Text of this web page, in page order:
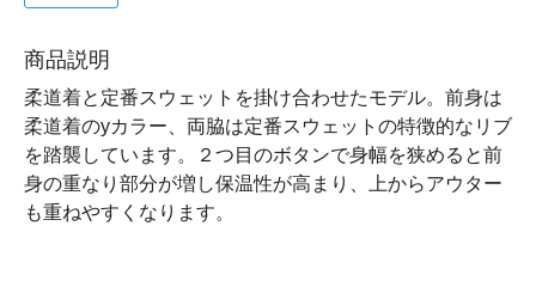
商品説明
柔道着と定番スウェットを掛け合わせたモデル。前身は
柔道着のyカラー、両脇は定番スウェットの特徴的なリブ
を踏襲しています。２つ目のボタンで身幅を狭めると前
身の重なり部分が増し保温性が高まり、上からアウター
も重ねやすくなります。